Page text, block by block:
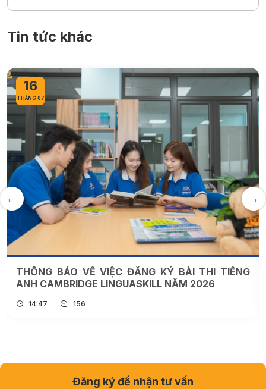
Tin tức khác
16
THÁNG 07
THÔNG BÁO VỀ VIỆC ĐĂNG KÝ BÀI THI TIẾNG
ANH CAMBRIDGE LINGUASKILL NĂM 2026
14:47 156
Đăng ký để nhận tư vấn